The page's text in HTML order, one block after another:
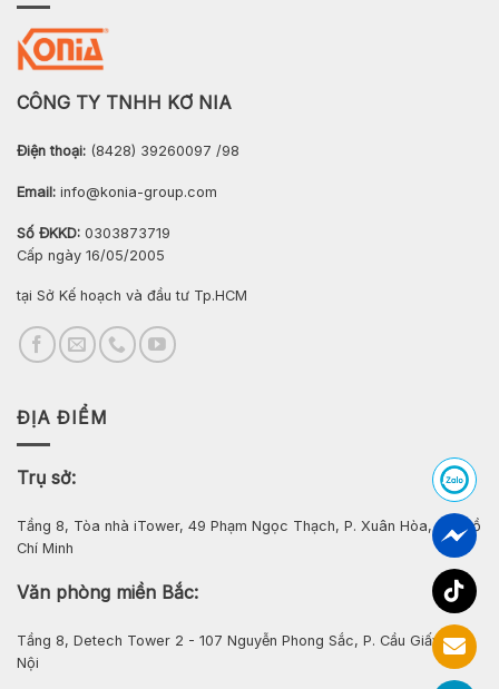
CÔNG TY TNHH KƠ NIA
Điện thoại: (8428) 39260097 /98
Email: info@konia-group.com
Số ĐKKD: 0303873719
Cấp ngày 16/05/2005
tại Sở Kế hoạch và đầu tư Tp.HCM
ĐỊA ĐIỂM
Trụ sở:
Tầng 8, Tòa nhà iTower, 49 Phạm Ngọc Thạch, P. Xuân Hòa, Tp. Hồ
Chí Minh
Văn phòng miền Bắc:
Tầng 8, Detech Tower 2 - 107 Nguyễn Phong Sắc, P. Cầu Giấy, Hà
Nội